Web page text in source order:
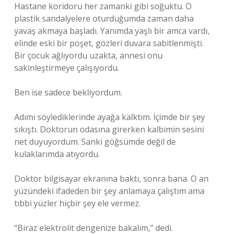
Hastane koridoru her zamanki gibi soğuktu. O
plastik sandalyelere oturduğumda zaman daha
yavaş akmaya başladı. Yanımda yaşlı bir amca vardı,
elinde eski bir poşet, gözleri duvara sabitlenmişti.
Bir çocuk ağlıyordu uzakta, annesi onu
sakinleştirmeye çalışıyordu.
Ben ise sadece bekliyordum.
Adımı söylediklerinde ayağa kalktım. İçimde bir şey
sıkıştı. Doktorun odasına girerken kalbimin sesini
net duyuyordum. Sanki göğsümde değil de
kulaklarımda atıyordu.
Doktor bilgisayar ekranına baktı, sonra bana. O an
yüzündeki ifadeden bir şey anlamaya çalıştım ama
tıbbi yüzler hiçbir şey ele vermez.
“Biraz elektrolit dengenize bakalım,” dedi.